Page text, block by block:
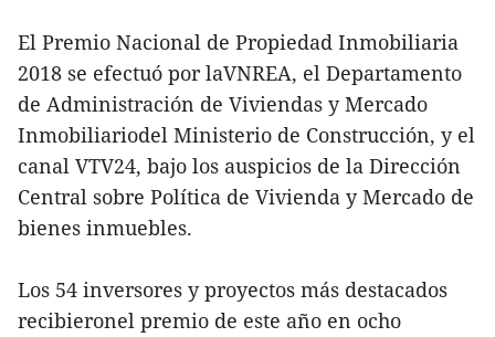
El Premio Nacional de Propiedad Inmobiliaria
2018 se efectuó por laVNREA, el Departamento
de Administración de Viviendas y Mercado
Inmobiliariodel Ministerio de Construcción, y el
canal VTV24, bajo los auspicios de la Dirección
Central sobre Política de Vivienda y Mercado de
bienes inmuebles.
Los 54 inversores y proyectos más destacados
recibieronel premio de este año en ocho